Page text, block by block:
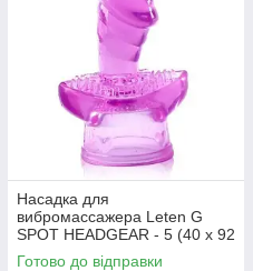
Насадка для
вибромассажера Leten G
SPOT HEADGEAR - 5 (40 x 92
мм) SO3605
Готово до відправки